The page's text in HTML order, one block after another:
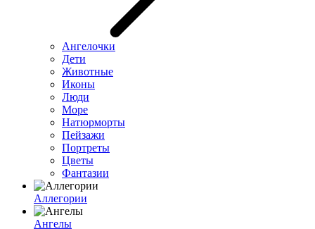
Ангелочки
Дети
Животные
Иконы
Люди
Море
Натюрморты
Пейзажи
Портреты
Цветы
Фантазии
Аллегории
Ангелы